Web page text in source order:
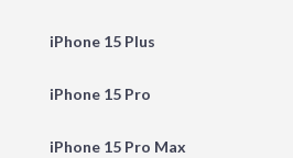
iPhone 15 Plus
iPhone 15 Pro
iPhone 15 Pro Max